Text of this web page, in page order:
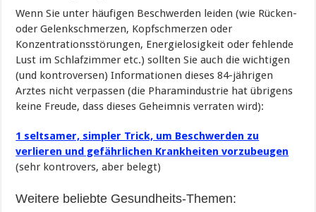
Wenn Sie unter häufigen Beschwerden leiden (wie Rücken-
oder Gelenkschmerzen, Kopfschmerzen oder
Konzentrationsstörungen, Energielosigkeit oder fehlende
Lust im Schlafzimmer etc.) sollten Sie auch die wichtigen
(und kontroversen) Informationen dieses 84-jährigen
Arztes nicht verpassen (die Pharamindustrie hat übrigens
keine Freude, dass dieses Geheimnis verraten wird):
1 seltsamer, simpler Trick, um Beschwerden zu
verlieren und gefährlichen Krankheiten vorzubeugen
(sehr kontrovers, aber belegt)
Weitere beliebte Gesundheits-Themen: